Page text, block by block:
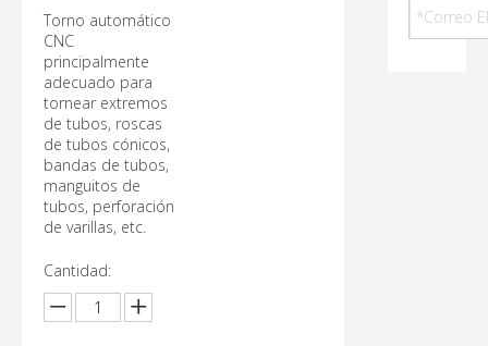
Torno automático
CNC
principalmente
adecuado para
tornear extremos
de tubos, roscas
de tubos cónicos,
bandas de tubos,
manguitos de
tubos, perforación
de varillas, etc.
Cantidad: